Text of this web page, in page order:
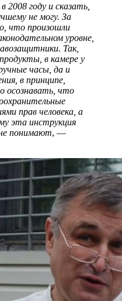
2008 году и сказать,
не могу. За
что произошли
уровне,
Так,
в камере у
часы, да и
в принципе,
осознавать, что
прав человека, а
эта инструкция
понимают, —